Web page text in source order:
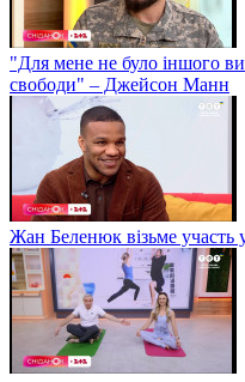
"Для мене не було іншого
свободи" – Джейсон Манн
Жан Беленюк візьме участь